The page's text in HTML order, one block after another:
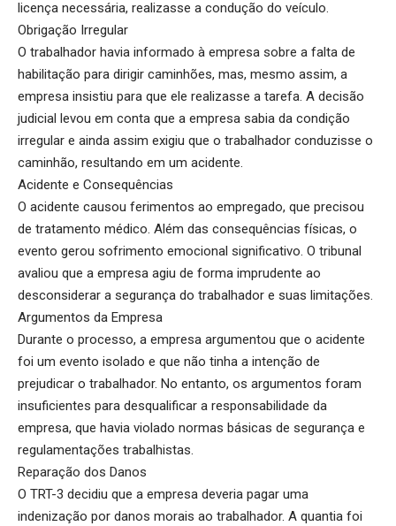
licença necessária, realizasse a condução do veículo.
Obrigação Irregular
O trabalhador havia informado à empresa sobre a falta de
habilitação para dirigir caminhões, mas, mesmo assim, a
empresa insistiu para que ele realizasse a tarefa. A decisão
judicial levou em conta que a empresa sabia da condição
irregular e ainda assim exigiu que o trabalhador conduzisse o
caminhão, resultando em um acidente.
Acidente e Consequências
O acidente causou ferimentos ao empregado, que precisou
de tratamento médico. Além das consequências físicas, o
evento gerou sofrimento emocional significativo. O tribunal
avaliou que a empresa agiu de forma imprudente ao
desconsiderar a segurança do trabalhador e suas limitações.
Argumentos da Empresa
Durante o processo, a empresa argumentou que o acidente
foi um evento isolado e que não tinha a intenção de
prejudicar o trabalhador. No entanto, os argumentos foram
insuficientes para desqualificar a responsabilidade da
empresa, que havia violado normas básicas de segurança e
regulamentações trabalhistas.
Reparação dos Danos
O TRT-3 decidiu que a empresa deveria pagar uma
indenização por danos morais ao trabalhador. A quantia foi